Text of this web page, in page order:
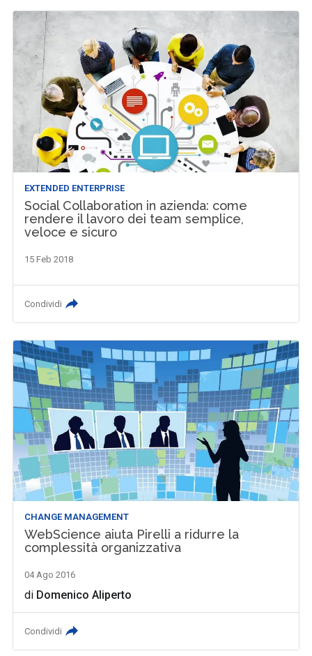
EXTENDED ENTERPRISE
Social Collaboration in azienda: come
rendere il lavoro dei team semplice,
veloce e sicuro
15 Feb 2018
Condividi
CHANGE MANAGEMENT
WebScience aiuta Pirelli a ridurre la
complessità organizzativa
04 Ago 2016
di Domenico Aliperto
Condividi